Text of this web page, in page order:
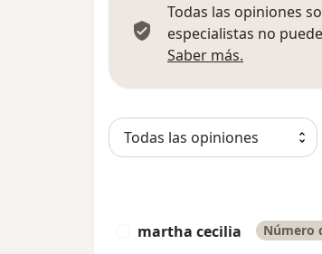
Todas las opiniones
especialistas no
Saber más.
martha cecilia Número